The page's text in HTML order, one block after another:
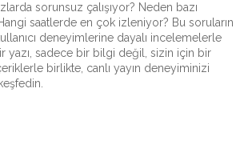
sorunsuz çalışıyor? Neden bazı
saatlerde en çok izleniyor? Bu soruların
deneyimlerine dayalı incelemelerle
yazı, sadece bir bilgi değil, sizin için bir
birlikte, canlı yayın deneyiminizi